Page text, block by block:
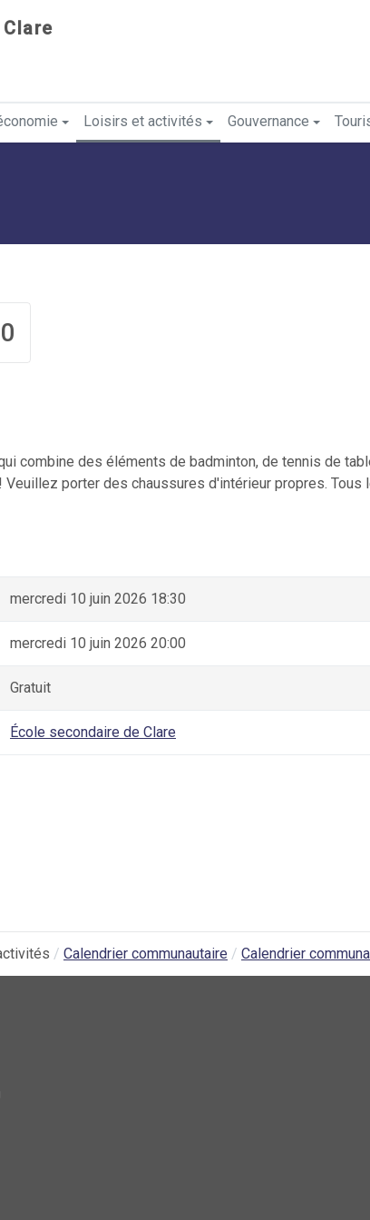
Loisirs et activités Gouvernance
combine des éléments de badminton, de tennis de
porter des chaussures d'intérieur propres. Tous
mercredi 10 juin 2026 18:30
mercredi 10 juin 2026 20:00
Gratuit
École secondaire de Clare
Calendrier communautaire Calendrier